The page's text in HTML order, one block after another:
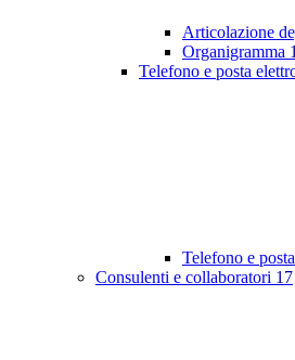
Articolazione
Organigramma 1
Telefono e posta
Telefono e
Consulenti e collaboratori 17